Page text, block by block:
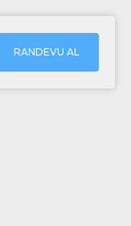
RANDEVU AL